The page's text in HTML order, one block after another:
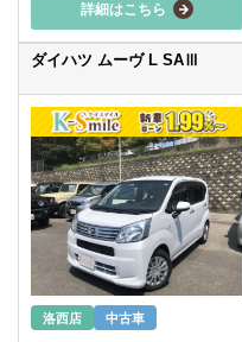
詳細はこちら
ダイハツ ムーヴ L SAⅢ
洛西店 中古車